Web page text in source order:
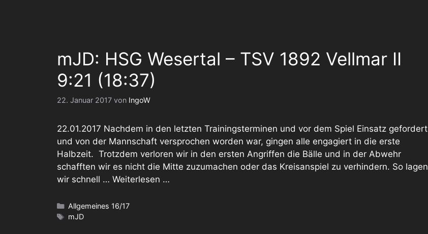
mJD: HSG Wesertal – TSV 1892 Vellmar II
9:21 (18:37)
22. Januar 2017 von IngoW
22.01.2017 Nachdem in den letzten Trainingsterminen und vor dem Spiel Einsatz gefordert
und von der Mannschaft versprochen worden war, gingen alle engagiert in die erste
Halbzeit. Trotzdem verloren wir in den ersten Angriffen die Bälle und in der Abwehr
schafften wir es nicht die Mitte zuzumachen oder das Kreisanspiel zu verhindern. So lagen
wir schnell … Weiterlesen …
Kategorien
Allgemeines 16/17
Schlagwörter
mJD